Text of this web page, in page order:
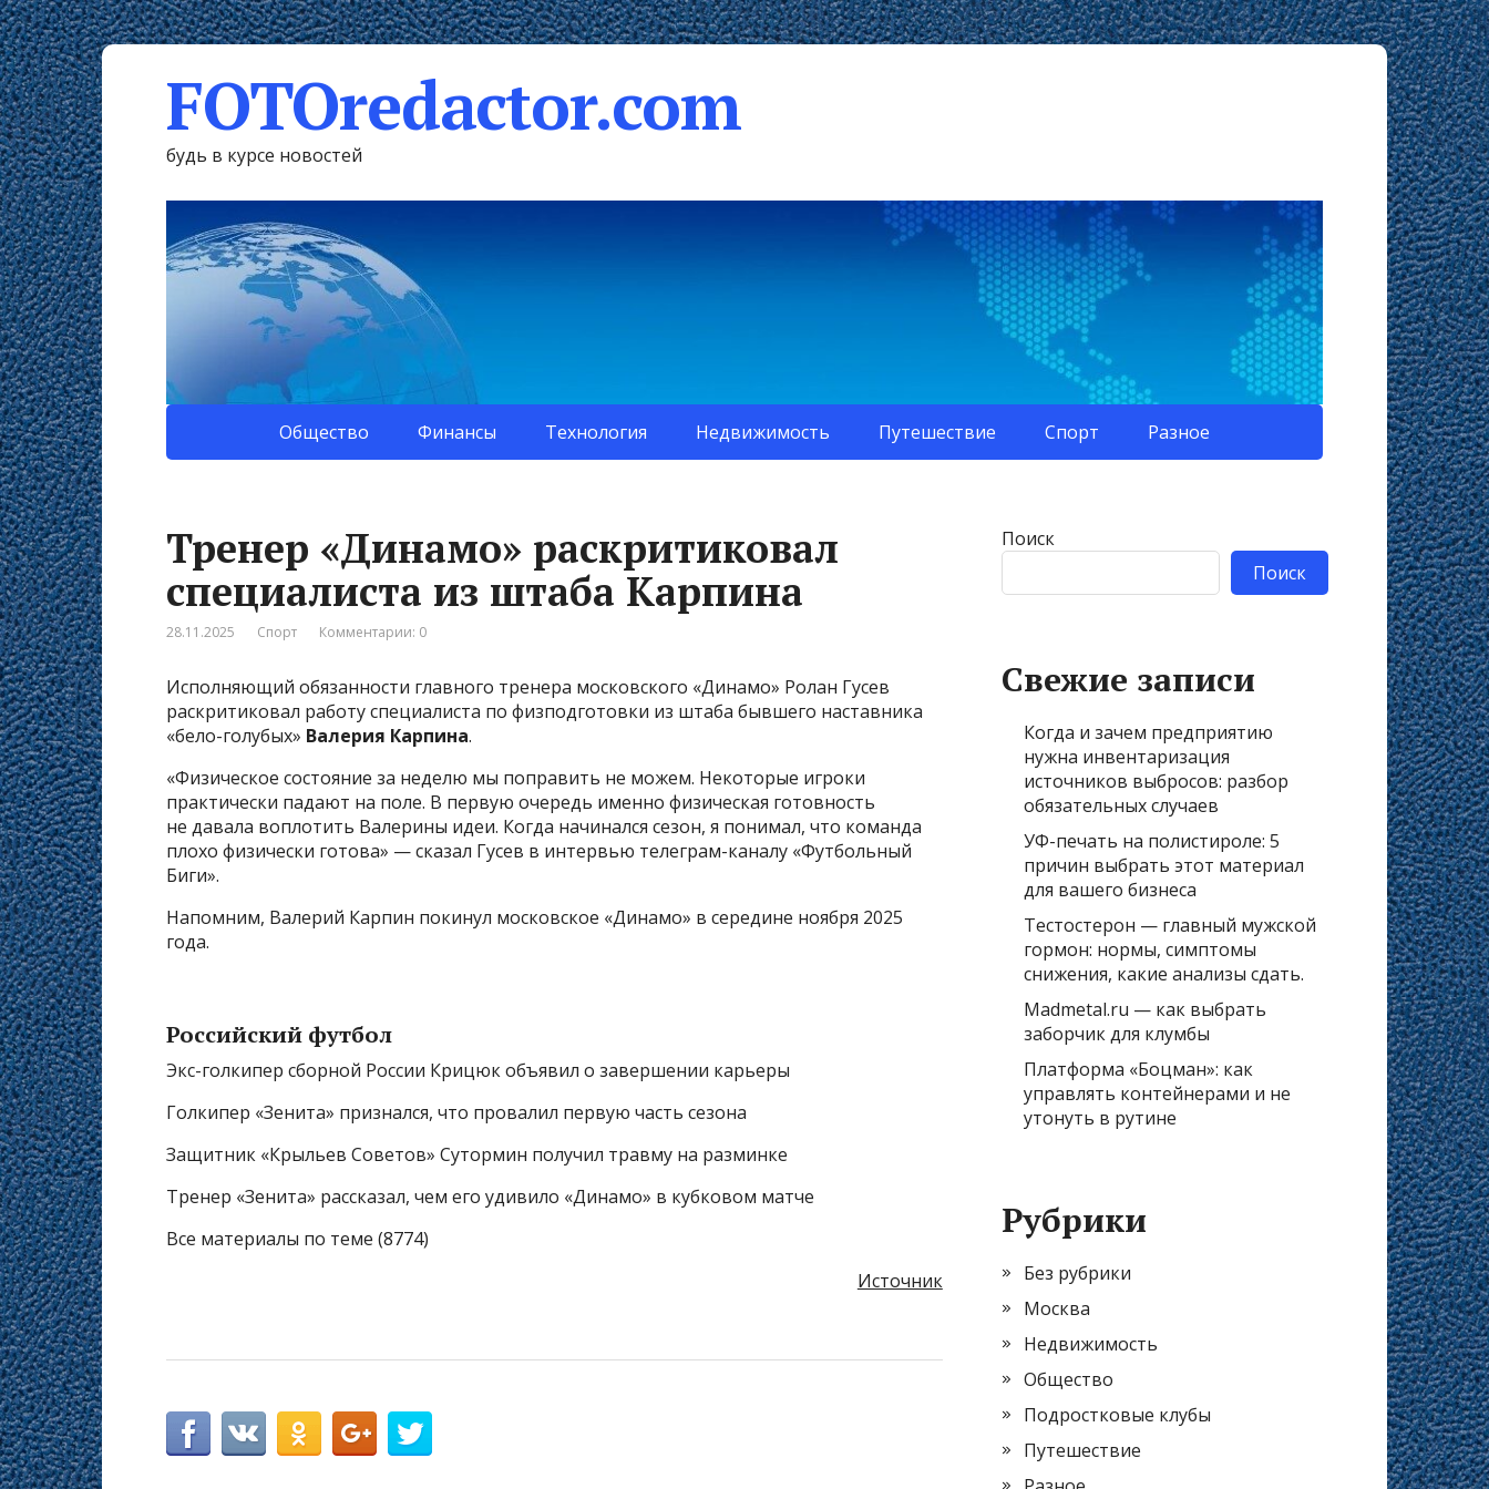
FOTOredactor.com
будь в курсе новостей
Общество Финансы Технология Недвижимость Путешествие Спорт Разное
Тренер «Динамо» раскритиковал
специалиста из штаба Карпина
28.11.2025 Спорт Комментарии: 0
Исполняющий обязанности главного тренера московского «Динамо» Ролан Гусев
раскритиковал работу специалиста по физподготовки из штаба бывшего наставника
«бело-голубых» Валерия Карпина.
«Физическое состояние за неделю мы поправить не можем. Некоторые игроки
практически падают на поле. В первую очередь именно физическая готовность
не давала воплотить Валерины идеи. Когда начинался сезон, я понимал, что команда
плохо физически готова» — сказал Гусев в интервью телеграм-каналу «Футбольный
Биги».
Напомним, Валерий Карпин покинул московское «Динамо» в середине ноября 2025
года.
Российский футбол
Экс-голкипер сборной России Крицюк объявил о завершении карьеры
Голкипер «Зенита» признался, что провалил первую часть сезона
Защитник «Крыльев Советов» Сутормин получил травму на разминке
Тренер «Зенита» рассказал, чем его удивило «Динамо» в кубковом матче
Все материалы по теме (8774)
Источник
Поиск
Поиск
Свежие записи
Когда и зачем предприятию
нужна инвентаризация
источников выбросов: разбор
обязательных случаев
УФ-печать на полистироле: 5
причин выбрать этот материал
для вашего бизнеса
Тестостерон — главный мужской
гормон: нормы, симптомы
снижения, какие анализы сдать.
Madmetal.ru — как выбрать
заборчик для клумбы
Платформа «Боцман»: как
управлять контейнерами и не
утонуть в рутине
Рубрики
Без рубрики
Москва
Недвижимость
Общество
Подростковые клубы
Путешествие